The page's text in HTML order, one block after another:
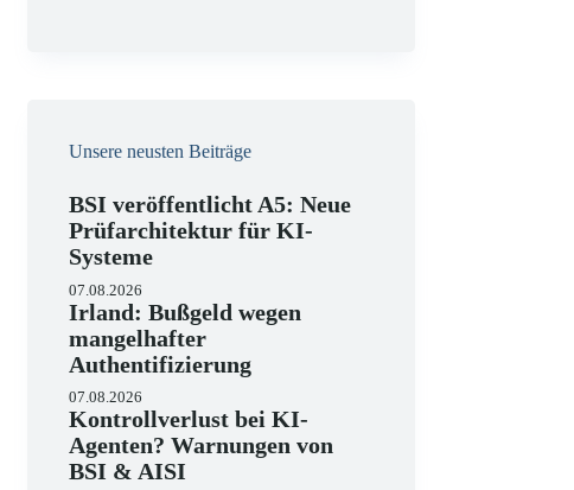
Unsere neusten Beiträge
BSI veröffentlicht A5: Neue
Prüfarchitektur für KI-
Systeme
07.08.2026
Irland: Bußgeld wegen
mangelhafter
Authentifizierung
07.08.2026
Kontrollverlust bei KI-
Agenten? Warnungen von
BSI & AISI